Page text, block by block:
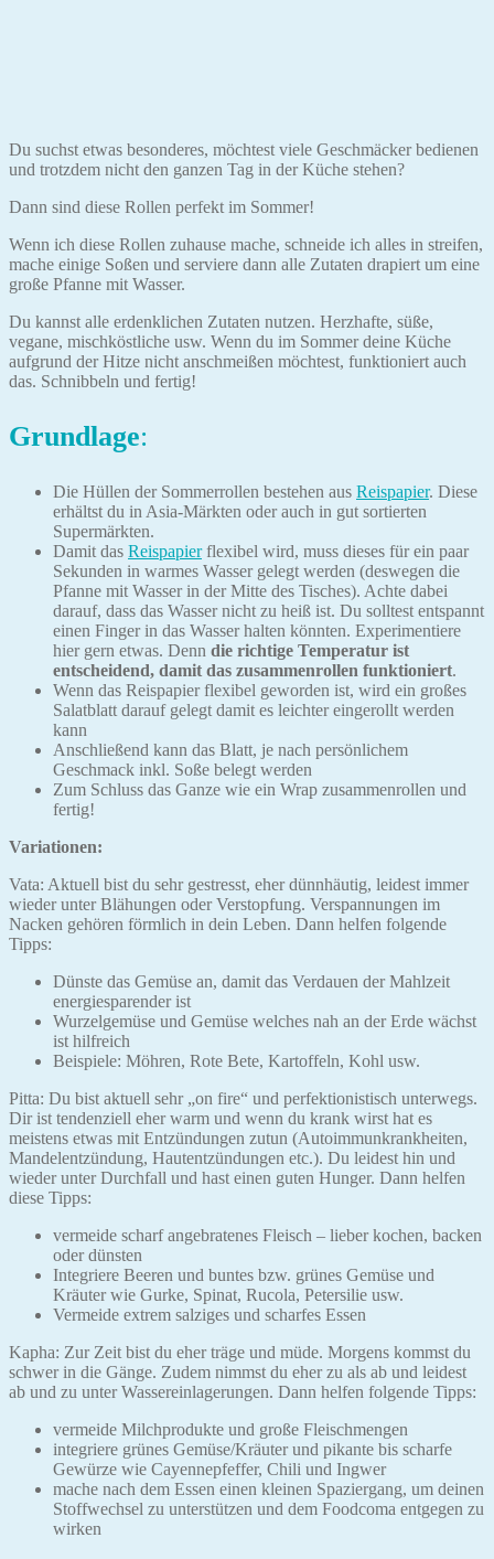
Du suchst etwas besonderes, möchtest viele Geschmäcker bedienen
und trotzdem nicht den ganzen Tag in der Küche stehen?
Dann sind diese Rollen perfekt im Sommer!
Wenn ich diese Rollen zuhause mache, schneide ich alles in streifen,
mache einige Soßen und serviere dann alle Zutaten drapiert um eine
große Pfanne mit Wasser.
Du kannst alle erdenklichen Zutaten nutzen. Herzhafte, süße,
vegane, mischköstliche usw. Wenn du im Sommer deine Küche
aufgrund der Hitze nicht anschmeißen möchtest, funktioniert auch
das. Schnibbeln und fertig!
Grundlage:
Die Hüllen der Sommerrollen bestehen aus Reispapier. Diese
erhältst du in Asia-Märkten oder auch in gut sortierten
Supermärkten.
Damit das Reispapierflexibel wird, muss dieses für ein paar
Sekunden in warmes Wasser gelegt werden (deswegen die
Pfanne mit Wasser in der Mitte des Tisches). Achte dabei
darauf, dass das Wasser nicht zu heiß ist. Du solltest entspannt
einen Finger in das Wasser halten könnten. Experimentiere
hier gern etwas. Denn die richtige Temperatur ist
entscheidend, damit das zusammenrollen funktioniert.
Wenn das Reispapier flexibel geworden ist, wird ein großes
Salatblatt darauf gelegt damit es leichter eingerollt werden
kann
Anschließend kann das Blatt, je nach persönlichem
Geschmack inkl. Soße belegt werden
Zum Schluss das Ganze wie ein Wrap zusammenrollen und
fertig!
Variationen:
Vata: Aktuell bist du sehr gestresst, eher dünnhäutig, leidest immer
wieder unter Blähungen oder Verstopfung. Verspannungen im
Nacken gehören förmlich in dein Leben. Dann helfen folgende
Tipps:
Dünste das Gemüse an, damit das Verdauen der Mahlzeit
energiesparender ist
Wurzelgemüse und Gemüse welches nah an der Erde wächst
ist hilfreich
Beispiele: Möhren, Rote Bete, Kartoffeln, Kohl usw.
Pitta: Du bist aktuell sehr „on fire“ und perfektionistisch unterwegs.
Dir ist tendenziell eher warm und wenn du krank wirst hat es
meistens etwas mit Entzündungen zutun (Autoimmunkrankheiten,
Mandelentzündung, Hautentzündungen etc.). Du leidest hin und
wieder unter Durchfall und hast einen guten Hunger. Dann helfen
diese Tipps:
vermeide scharf angebratenes Fleisch – lieber kochen, backen
oder dünsten
Integriere Beeren und buntes bzw. grünes Gemüse und
Kräuter wie Gurke, Spinat, Rucola, Petersilie usw.
Vermeide extrem salziges und scharfes Essen
Kapha: Zur Zeit bist du eher träge und müde. Morgens kommst du
schwer in die Gänge. Zudem nimmst du eher zu als ab und leidest
ab und zu unter Wassereinlagerungen. Dann helfen folgende Tipps:
vermeide Milchprodukte und große Fleischmengen
integriere grünes Gemüse/Kräuter und pikante bis scharfe
Gewürze wie Cayennepfeffer, Chili und Ingwer
mache nach dem Essen einen kleinen Spaziergang, um deinen
Stoffwechsel zu unterstützen und dem Foodcoma entgegen zu
wirken